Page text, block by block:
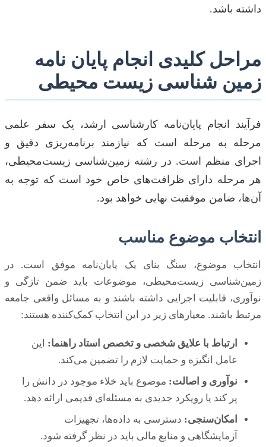
داشته باشد.
مراحل کلیدی انجام پایان نامه
زمین شناسی زیست محیطی
فرآیند انجام پایان‌نامه کارشناسی ارشد، یک سفر علمی
مرحله به مرحله است که نیازمند برنامه‌ریزی دقیق و
اجرای منظم است. در رشته زمین‌شناسی زیست‌محیطی،
هر مرحله دارای ظرافت‌های خاص خود است که توجه به
آن‌ها، ضامن موفقیت نهایی خواهد بود.
انتخاب موضوع مناسب
انتخاب موضوع، سنگ بنای یک پایان‌نامه موفق است. در
زمین‌شناسی زیست‌محیطی، موضوعات باید ضمن تازگی و
نوآوری، قابلیت اجرایی داشته باشند و به مسائل واقعی جامعه
مرتبط باشند. معیارهای زیر در این انتخاب کمک‌کننده هستند:
ارتباط با علایق شخصی و تخصص استاد راهنما: این
عامل انگیزه و حمایت لازم را تضمین می‌کند.
نوآوری و اصالت: موضوع باید خلاء موجود در دانش را
پر کند یا رویکرد جدیدی به مسئله‌ای قدیمی ارائه دهد.
امکان‌سنجی: دسترسی به داده‌ها، تجهیزات
آزمایشگاهی و منابع مالی باید در نظر گرفته شود.